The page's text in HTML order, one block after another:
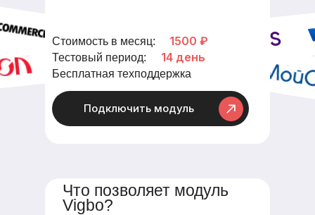
Подключить модуль
Стоимость в месяц:
Тестовый период:
Бесплатная техподдержка
14 день
1500 ₽
Что позволяет модуль
Vigbo?